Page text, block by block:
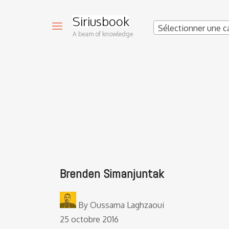
Siriusbook
A beam of knowledge
Sélectionner une
Brenden Simanjuntak
By Oussama Laghzaoui
25 octobre 2016